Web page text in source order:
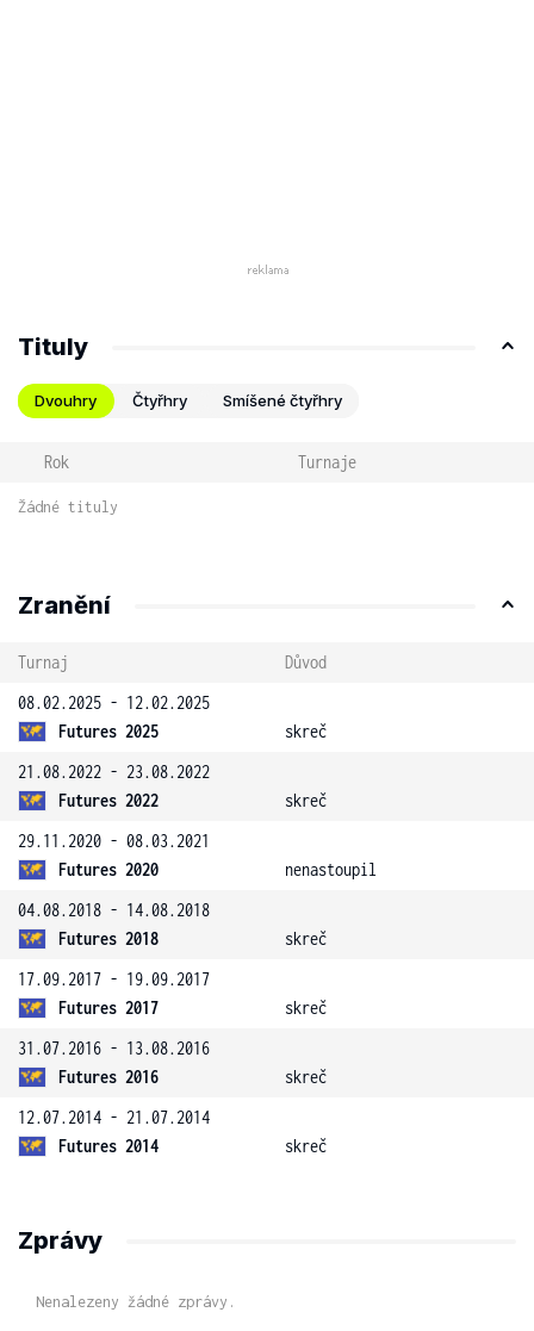
Tituly
Dvouhry Čtyřhry Smíšené čtyřhry
Rok Turnaje
Žádné tituly
Zranění
Turnaj
Důvod
08.02.2025 - 12.02.2025
Futures 2025
skreč
21.08.2022 - 23.08.2022
Futures 2022
skreč
29.11.2020 - 08.03.2021
Futures 2020
nenastoupil
04.08.2018 - 14.08.2018
Futures 2018
skreč
17.09.2017 - 19.09.2017
Futures 2017
skreč
31.07.2016 - 13.08.2016
Futures 2016
skreč
12.07.2014 - 21.07.2014
Futures 2014
skreč
Zprávy
Nenalezeny žádné zprávy.